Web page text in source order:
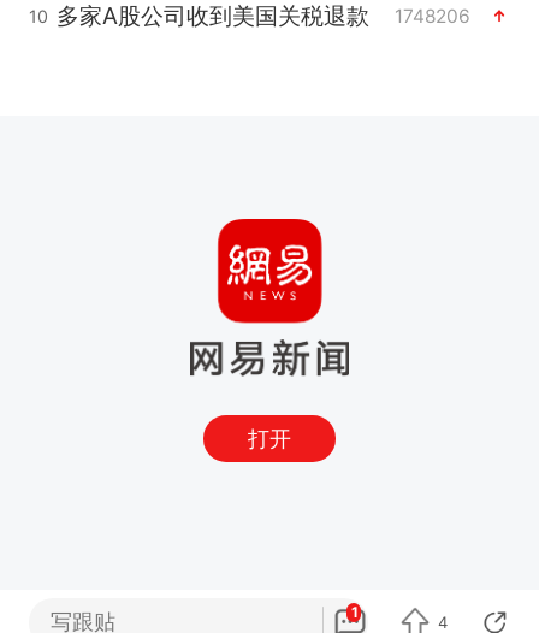
10 多家A股公司收到美国关税退款 1748206
打开
写跟贴 1
4